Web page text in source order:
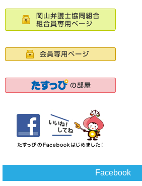
Facebook